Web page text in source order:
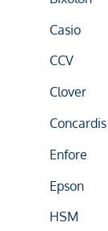
Casio
CCV
Clover
Concardis
Enfore
Epson
HSM